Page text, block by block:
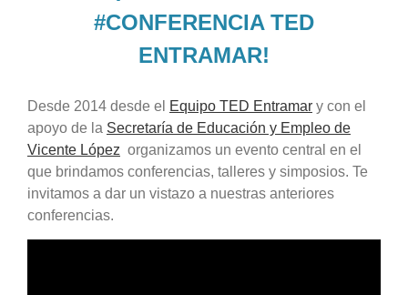
#CONFERENCIA TED
ENTRAMAR!
Desde 2014 desde el Equipo TED Entramary con el
apoyo de la Secretaría de Educación y Empleo de
Vicente López organizamos un evento central en el
que brindamos conferencias, talleres y simposios. Te
invitamos a dar un vistazo a nuestras anteriores
conferencias.